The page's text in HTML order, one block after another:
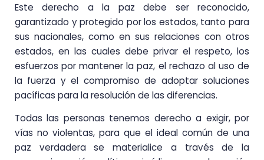
Este derecho a la paz debe ser reconocido,
garantizado y protegido por los estados, tanto para
sus nacionales, como en sus relaciones con otros
estados, en las cuales debe privar el respeto, los
esfuerzos por mantener la paz, el rechazo al uso de
la fuerza y el compromiso de adoptar soluciones
pacíficas para la resolución de las diferencias.
Todas las personas tenemos derecho a exigir, por
vías no violentas, para que el ideal común de una
paz verdadera se materialice a través de la